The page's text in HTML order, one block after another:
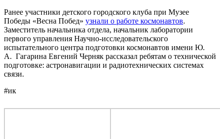
Ранее участники детского городского клуба при Музее
Победы «Весна Побед» узнали о работе космонавтов.
Заместитель начальника отдела, начальник лаборатории
первого управления Научно-исследовательского
испытательного центра подготовки космонавтов имени Ю.
А. Гагарина Евгений Черняк рассказал ребятам о технической
подготовке: астронавигации и радиотехнических системах
связи.
#ик